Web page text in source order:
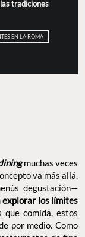
tradiciones
EN LA ROMA
muchas veces
va más allá.
degustación—
explorar los límites
que comida, estos
por medio. Como